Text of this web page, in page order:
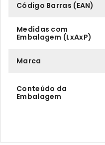
Código Barras (EAN)
Medidas com
Embalagem (LxAxP)
Marca
Conteúdo da
Embalagem